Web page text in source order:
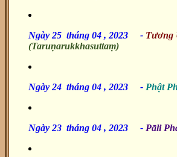
Ngày 25 tháng 04 , 2023 -Tương
(Taruṇarukkhasuttaṃ)
Ngày 24 tháng 04 , 2023 - Phật
Ngày 23 tháng 04 , 2023 - Pāli